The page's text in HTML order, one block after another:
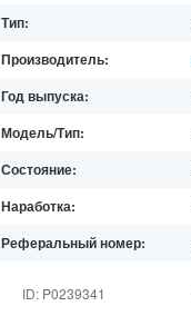
Тип:
Производитель:
Год выпуска:
Модель/Тип:
Состояние:
Наработка:
Реферальный номер:
ID: P0239341